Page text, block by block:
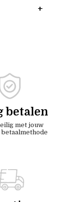
betalen
met jouw